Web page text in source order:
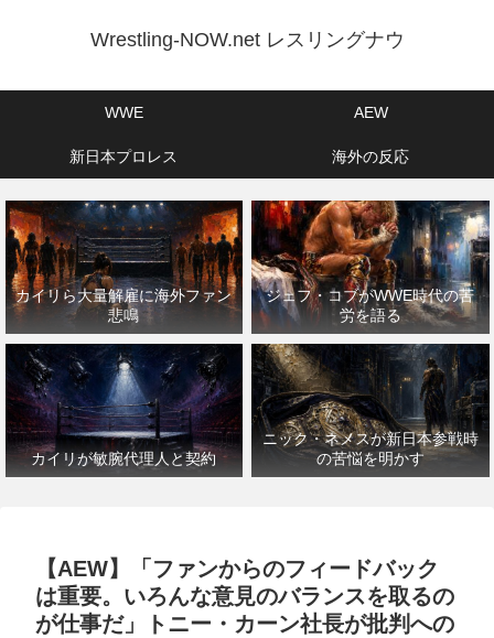
Wrestling-NOW.net レスリングナウ
WWE AEW
新日本プロレス 海外の反応
カイリら大量解雇に海外ファン
悲鳴
ジェフ・コブがWWE時代の苦
労を語る
カイリが敏腕代理人と契約
ニック・ネメスが新日本参戦時
の苦悩を明かす
【AEW】「ファンからのフィードバック
は重要。いろんな意見のバランスを取るの
が仕事だ」トニー・カーン社長が批判への